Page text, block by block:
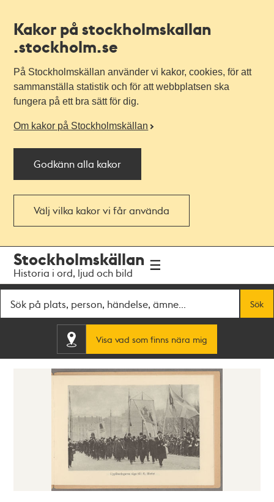
Kakor på stockholmskallan
.stockholm.se
På Stockholmskällan använder vi kakor, cookies, för att
sammanställa statistik och för att webbplatsen ska
fungera på ett bra sätt för dig.
Om kakor på Stockholmskällan
Godkänn alla kakor
Välj vilka kakor vi får använda
navigationen
huvudinnehållet
Stockholmskällan
Historia i ord, ljud och bild
Sök
Visa vad som finns nära mig